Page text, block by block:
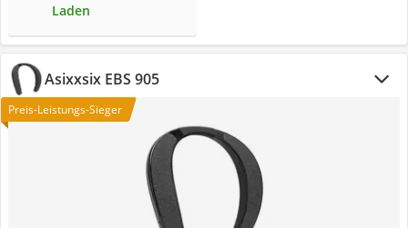
Laden
Asixxsix EBS 905
Preis-Leistungs-Sieger